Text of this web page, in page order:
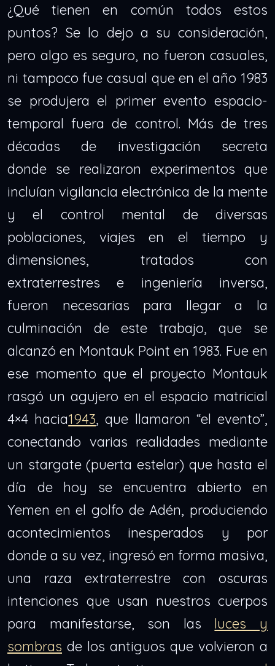
¿Qué tienen en común todos estos
puntos? Se lo dejo a su consideración,
pero algo es seguro, no fueron casuales,
ni tampoco fue casual que en el año 1983
se produjera el primer evento espacio-
temporal fuera de control. Más de tres
décadas de investigación secreta
donde se realizaron experimentos que
incluían vigilancia electrónica de la mente
y el control mental de diversas
poblaciones, viajes en el tiempo y
dimensiones, tratados con
extraterrestres e ingeniería inversa,
fueron necesarias para llegar a la
culminación de este trabajo, que se
alcanzó en Montauk Point en 1983. Fue en
ese momento que el proyecto Montauk
rasgó un agujero en el espacio matricial
4×4 hacia1943, que llamaron “el evento”,
conectando varias realidades mediante
un stargate (puerta estelar) que hasta el
día de hoy se encuentra abierto en
Yemen en el golfo de Adén, produciendo
acontecimientos inesperados y por
donde a su vez, ingresó en forma masiva,
una raza extraterrestre con oscuras
intenciones que usan nuestros cuerpos
para manifestarse, son las luces y
sombras de los antiguos que volvieron a